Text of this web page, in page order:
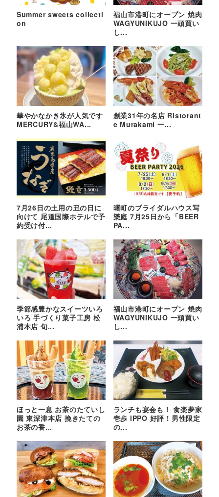
Summer sweets collecti
on
福山市港町にオープン 焼肉
WAGYUNIKUJO 一頭買い
し...
華やかなかき氷が人気です
MERCURY&福山WA...
創業31年の名店 Ristorant
e Murakami 一...
7月26日の土用の丑の日に
向けて 尾道国際ホテルで予
約受け付...
曙町のブライダルハウス写
樂庭 7月25日から「BEER
PA...
季節感豊かなスイーツいろ
いろ 手づくり菓子工房 松
浦本店 旬...
福山市港町にオープン 焼肉
WAGYUNIKUJO 一頭買い
し...
ほっと一息 お茶のたていし
園 東深津本店 挽きたての
お茶の香...
ランチも宴会も！ 食楽夢家
壱歩 IPPO 好評！男性限定
の...